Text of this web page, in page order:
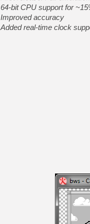
64-bit CPU support for
Improved accuracy
Added real-time clock